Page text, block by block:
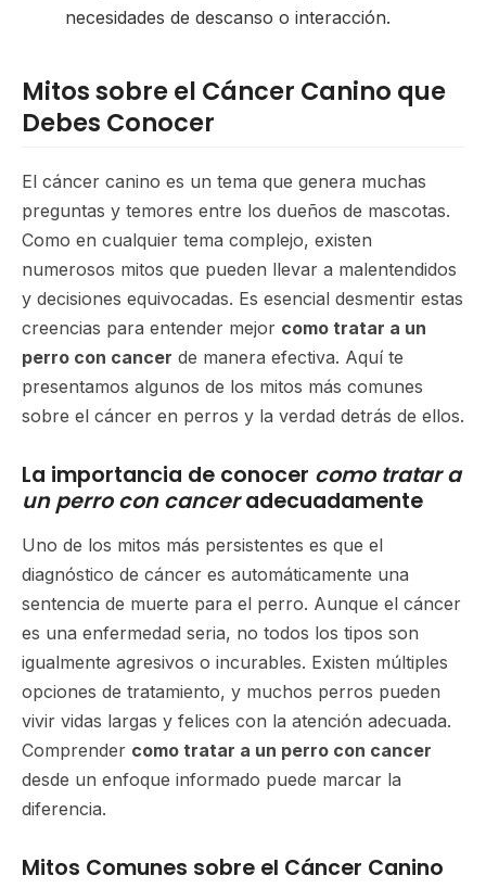
necesidades de descanso o interacción.
Mitos sobre el Cáncer Canino que
Debes Conocer
El cáncer canino es un tema que genera muchas
preguntas y temores entre los dueños de mascotas.
Como en cualquier tema complejo, existen
numerosos mitos que pueden llevar a malentendidos
y decisiones equivocadas. Es esencial desmentir estas
creencias para entender mejor como tratar a un
perro con cancer de manera efectiva. Aquí te
presentamos algunos de los mitos más comunes
sobre el cáncer en perros y la verdad detrás de ellos.
La importancia de conocer como tratar a
un perro con canceradecuadamente
Uno de los mitos más persistentes es que el
diagnóstico de cáncer es automáticamente una
sentencia de muerte para el perro. Aunque el cáncer
es una enfermedad seria, no todos los tipos son
igualmente agresivos o incurables. Existen múltiples
opciones de tratamiento, y muchos perros pueden
vivir vidas largas y felices con la atención adecuada.
Comprender como tratar a un perro con cancer
desde un enfoque informado puede marcar la
diferencia.
Mitos Comunes sobre el Cáncer Canino